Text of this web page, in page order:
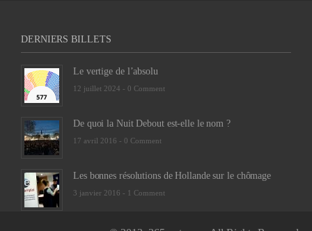
DERNIERS BILLETS
Le vertige de l’absolu
12 juillet 2024 - 0 Comment
De quoi la Nuit Debout est-elle le nom ?
17 avril 2016 - 0 Comment
Les bonnes résolutions de Hollande sur le chômage
3 janvier 2016 - 1 Comment